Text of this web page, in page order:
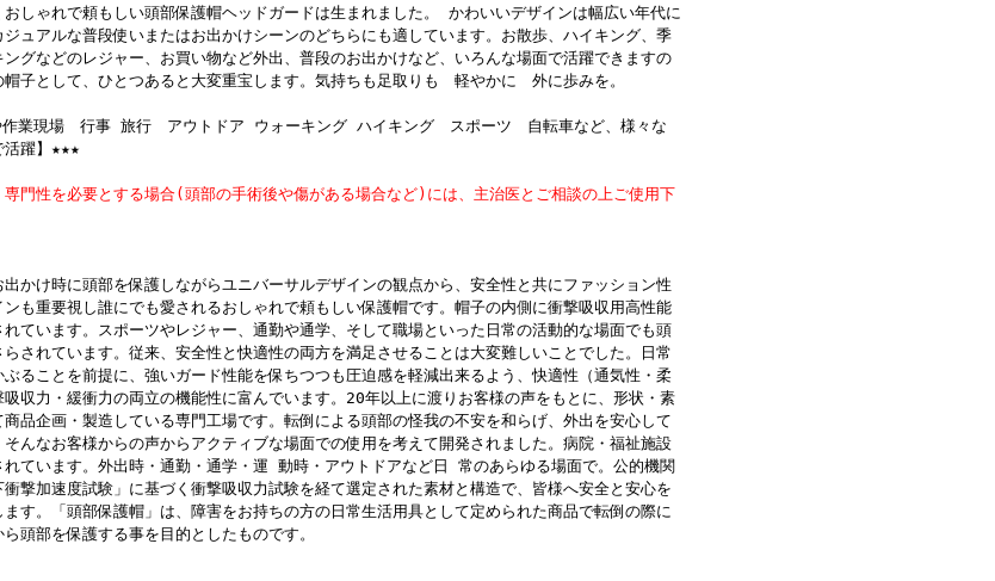
おしゃれで頼もしい頭部保護帽ヘッドガードは生まれました。 かわいいデザインは幅広い年代に
ジュアルな普段使いまたはお出かけシーンのどちらにも適しています。お散歩、ハイキング、季
ングなどのレジャー、お買い物など外出、普段のお出かけなど、いろんな場面で活躍できますの
帽子として、ひとつあると大変重宝します。気持ちも足取りも 軽やかに 外に歩みを。
作業現場 行事 旅行 アウトドア ウォーキング ハイキング スポーツ 自転車など、様々な
活躍】★★★
門性を必要とする場合(頭部の手術後や傷がある場合など)には、主治医とご相談の上ご使用下
出かけ時に頭部を保護しながらユニバーサルデザインの観点から、安全性と共にファッション性
ンも重要視し誰にでも愛されるおしゃれで頼もしい保護帽です。帽子の内側に衝撃吸収用高性能
れています。スポーツやレジャー、通勤や通学、そして職場といった日常の活動的な場面でも頭
されています。従来、安全性と快適性の両方を満足させることは大変難しいことでした。日常
ぶることを前提に、強いガード性能を保ちつつも圧迫感を軽減出来るよう、快適性（通気性・柔
吸収力・緩衝力の両立の機能性に富んでいます。20年以上に渡りお客様の声をもとに、形状・素
品企画・製造している専門工場です。転倒による頭部の怪我の不安を和らげ、外出を安心して
そんなお客様からの声からアクティブな場面での使用を考えて開発されました。病院・福祉施設
れています。外出時・通勤・通学・運 動時・アウトドアなど日 常のあらゆる場面で。公的機関
衝撃加速度試験」に基づく衝撃吸収力試験を経て選定された素材と構造で、皆様へ安全と安心を
ます。「頭部保護帽」は、障害をお持ちの方の日常生活用具として定められた商品で転倒の際に
頭部を保護する事を目的としたものです。